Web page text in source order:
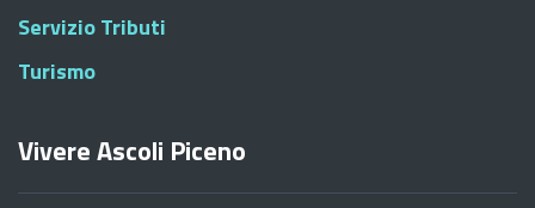
Servizio Tributi
Turismo
Vivere Ascoli Piceno